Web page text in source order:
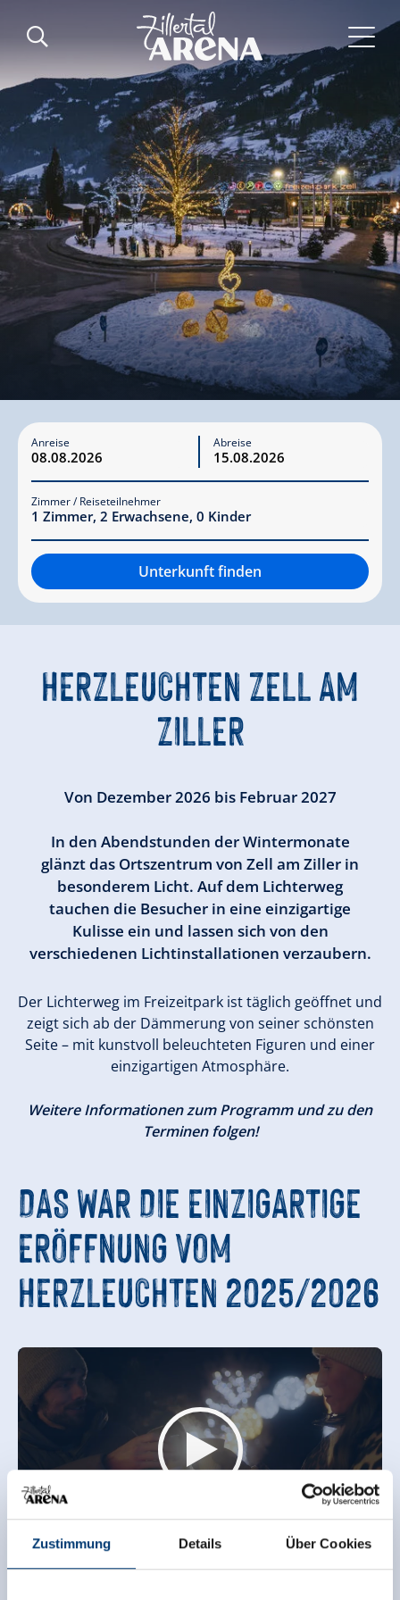
Zustimmung Details Über Cookies
Anreise Abreise
Zimmer / Reiseteilnehmer
1 Zimmer, 2 Erwachsene, 0 Kinder
Unterkunft finden
HERZLEUCHTEN ZELL AM
ZILLER
Von Dezember 2026 bis Februar 2027
In den Abendstunden der Wintermonate
glänzt das Ortszentrum von Zell am Ziller in
besonderem Licht. Auf dem Lichterweg
tauchen die Besucher in eine einzigartige
Kulisse ein und lassen sich von den
verschiedenen Lichtinstallationen verzaubern.
Der Lichterweg im Freizeitpark ist täglich geöffnet und
zeigt sich ab der Dämmerung von seiner schönsten
Seite – mit kunstvoll beleuchteten Figuren und einer
einzigartigen Atmosphäre.
Weitere Informationen zum Programm und zu den
Terminen folgen!
DAS WAR DIE EINZIGARTIGE
ERÖFFNUNGVOM
HERZLEUCHTEN 2025/2026